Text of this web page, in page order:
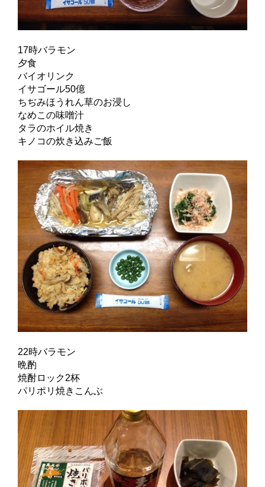
17時バラモン
夕食
バイオリンク
イサゴール50億
ちぢみほうれん草のお浸し
なめこの味噌汁
タラのホイル焼き
キノコの炊き込みご飯
22時バラモン
晩酌
焼酎ロック2杯
パリポリ焼きこんぶ